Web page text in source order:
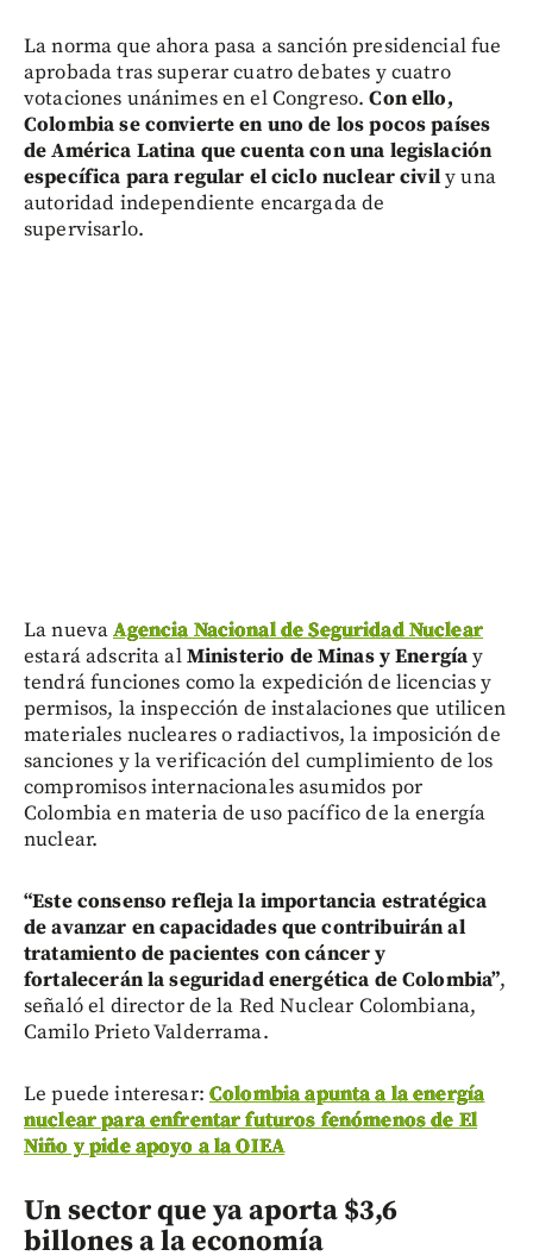
La norma que ahora pasa a sanción presidencial fue
aprobada tras superar cuatro debates y cuatro
votaciones unánimes en el Congreso.Con ello,
Colombia se convierte en uno de los pocos países
de América Latina que cuenta con una legislación
específica para regular el ciclo nuclear civily una
autoridad independiente encargada de
supervisarlo.
La nuevaAgencia Nacional de Seguridad Nuclear
estará adscrita alMinisterio de Minas y Energíay
tendrá funciones como la expedición de licencias y
permisos, la inspección de instalaciones que utilicen
materiales nucleares o radiactivos, la imposición de
sanciones y la verificación del cumplimiento de los
compromisos internacionales asumidos por
Colombia en materia de uso pacífico de la energía
nuclear.
“Este consenso refleja la importancia estratégica
de avanzar en capacidades que contribuirán al
tratamiento de pacientes con cáncer y
fortalecerán la seguridad energética de Colombia”,
señaló el director de la Red Nuclear Colombiana,
Camilo Prieto Valderrama.
Le puede interesar: Colombia apunta a la energía
nuclear para enfrentar futuros fenómenos de El
Niño y pide apoyo a la OIEA
Un sector que ya aporta $3,6
billones a la economía